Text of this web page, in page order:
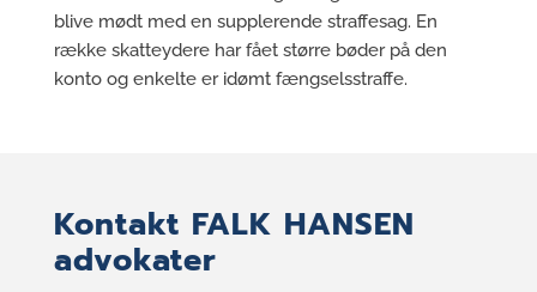
blive mødt med en supplerende straffesag. En
række skatteydere har fået større bøder på den
konto og enkelte er idømt fængselsstraffe.
Kontakt FALK HANSEN
advokater